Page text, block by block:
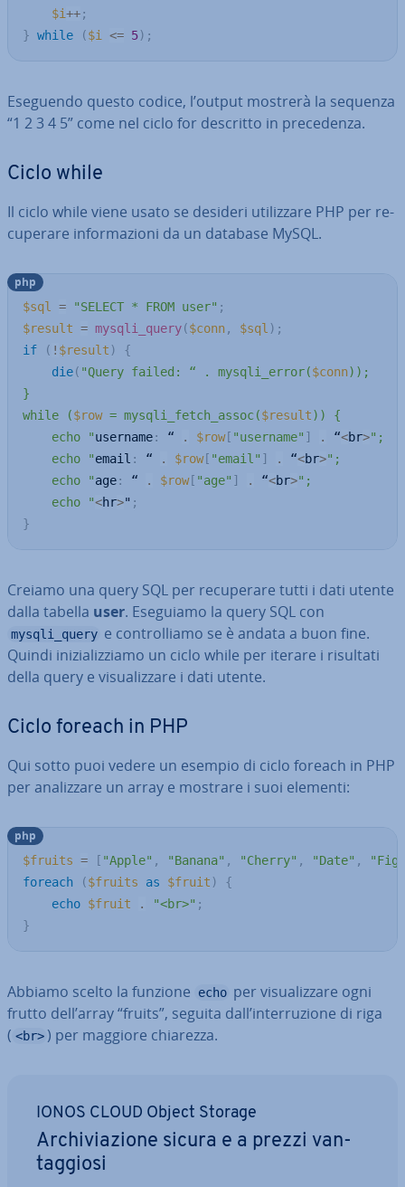
$i++;
} while ($i <= 5) ;
Eseguendo questo codice, l’output mostrerà la sequenza
“1 2 3 4 5” come nel ciclo for descritto in pre­ce­den­za.
Ciclo while
Il ciclo while viene usato se desideri uti­liz­za­re PHP per re­
cu­pe­ra­re in­for­ma­zio­ni da un database MySQL.
$sql = "SELECT * FROM user" ;
$result = mysqli_query($conn, $sql ) ;
if
( ! $result )
{
die( "Query failed: “ . mysqli_error($conn));
}
while ($row = mysqli_fetch_assoc($result)) {
    echo "
username: “ . $row[ "username" ] . “<br>";
    echo "
email : “ . $row[ "email" ] . “<br>";
    echo "
age: “ . $row[ "age" ] . “<br>";
    echo "
<hr>" ;
}
php
Creiamo una query SQL per re­cu­pe­ra­re tutti i dati utente
dalla tabella user. Eseguiamo la query SQL con
mysqli_query e con­trol­lia­mo se è andata a buon fine.
Quindi ini­zia­liz­zia­mo un ciclo while per iterare i risultati
della query e vi­sua­liz­za­re i dati utente.
Ciclo foreach in PHP
Qui sotto puoi vedere un esempio di ciclo foreach in PHP
per ana­liz­za­re un array e mostrare i suoi elementi:
$fruits = [ "Apple" , "Banana" , "Cherry" , "Date" ,
"Fig"
foreach
($fruits as $fruit )
{
echo $fruit . "<br>" ;
}
php
Abbiamo scelto la funzione echo per vi­sua­liz­za­re ogni
frutto dell’array “fruits”, seguita dall’in­ter­ru­zio­ne di riga
( <br> ) per maggiore chiarezza.
IONOS CLOUD Object Storage
Ar­chi­via­zio­ne sicura e a prezzi van­
tag­gio­si